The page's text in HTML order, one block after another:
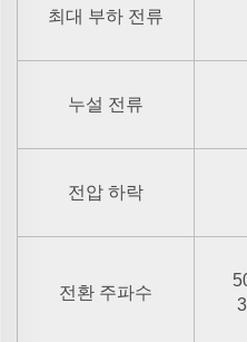
최대 부하 전류
누설 전류
전압 하락
전환 주파수